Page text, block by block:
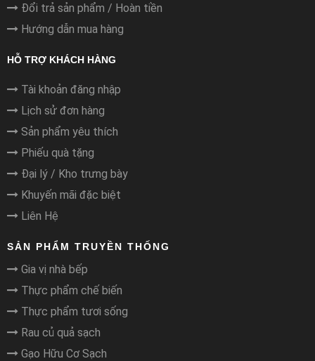
Đổi trả sản phẩm / Hoàn tiền
Hướng dẫn mua hàng
HỖ TRỢ KHÁCH HÀNG
Tài khoản đăng nhập
Lịch sử đơn hàng
Sản phẩm yêu thích
Phiếu quà tặng
Đại lý / Kho trưng bày
Khuyến mãi đặc biệt
Liên Hệ
SẢN PHẨM TRUYỀN THỐNG
Gia vị nhà bếp
Thực phẩm chế biến
Thực phẩm tươi sống
Rau củ quả sạch
Gạo Hữu Cơ Sạch